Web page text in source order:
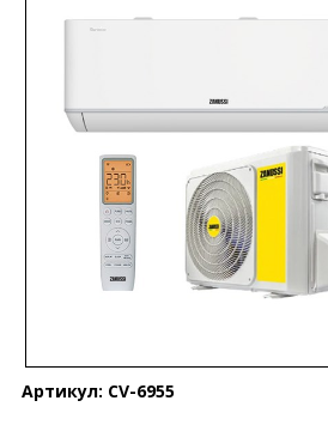
Артикул: CV-6955